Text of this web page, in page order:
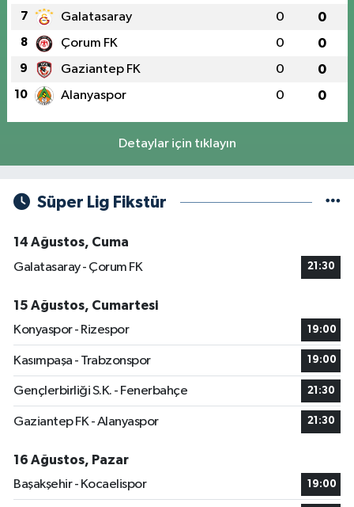
7 Galatasaray 0 0
8 Çorum FK 0 0
9 Gaziantep FK 0 0
10 Alanyaspor 0 0
Detaylar için tıklayın
Süper Lig Fikstür
14 Ağustos, Cuma
Galatasaray - Çorum FK
21:30
15 Ağustos, Cumartesi
Konyaspor - Rizespor
19:00
Kasımpaşa - Trabzonspor 19:00
Gençlerbirliği S.K. - Fenerbahçe 21:30
Gaziantep FK - Alanyaspor 21:30
16 Ağustos, Pazar
Başakşehir - Kocaelispor
19:00